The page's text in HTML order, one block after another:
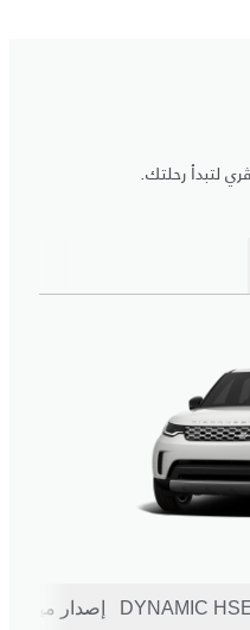
لتبدأ رحلتك.
DYNAMIC إصدار